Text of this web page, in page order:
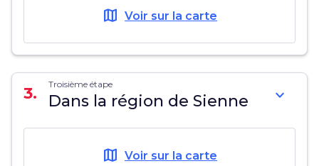
map Voir sur la carte
3. Troisième étape
Dans la région de Sienne expand_more
map Voir sur la carte